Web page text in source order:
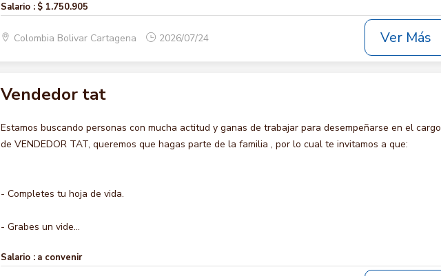
Salario : $ 1.750.905
Colombia Bolivar Cartagena 2026/07/24 Ver Más
Vendedor tat
Estamos buscando personas con mucha actitud y ganas de trabajar para desempeñarse en el cargo
de VENDEDOR TAT, queremos que hagas parte de la familia , por lo cual te invitamos a que:
- Completes tu hoja de vida.
- Grabes un vide...
Salario : a convenir